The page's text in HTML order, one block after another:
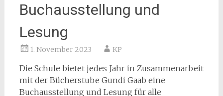
Buchausstellung und
Lesung
1. November 2023 KP
Die Schule bietet jedes Jahr in Zusammenarbeit
mit der Bücherstube Gundi Gaab eine
Buchausstellung und Lesung für alle